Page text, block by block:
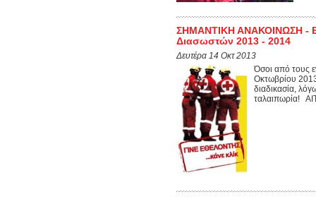
ΣΗΜΑΝΤΙΚΗ ΑΝΑΚΟΙΝΩΣΗ -
Διασωστών 2013 - 2014
Δευτέρα 14 Οκτ 2013
Όσοι από τους
Οκτωβρίου
διαδικασία,
ταλαιπωρία!